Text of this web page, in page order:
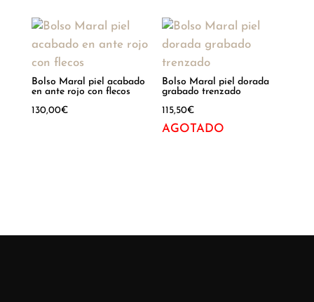
Bolso Maral piel acabado
en ante rojo con flecos
130,00€
Bolso Maral piel dorada
grabado trenzado
115,50€
AGOTADO